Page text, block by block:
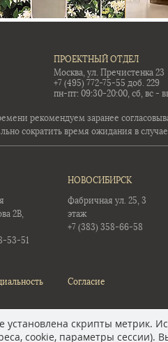
ПРОЕКТНЫЙ ОТДЕЛ
Москва, ул. Пречистенка 23
+7 (495) 772-75-55 доб. 229
пн-пт: 09:30-20:00, сб, вс -
рекомендуем заранее
сократить время ожидания в
2В,
53-51
НОВОСИБИРСК
Фабричная ул. 25, 3
этаж
+7 (383) 358-66-58
Согласие
установлена скрипты метрик.
cookie, параметры сессии).